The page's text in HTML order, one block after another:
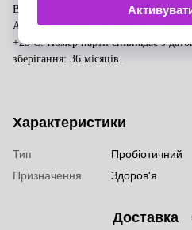
Виробник: ТОВ «СІРІОН» 49000,
Акінфієва 18, Умови зберігання:
+25 C.Номер партії співпадає з
зберігання: 36 місяців.
Характеристики
Тип
Пробіотичний
Призначення
Здоров'я
Доставка